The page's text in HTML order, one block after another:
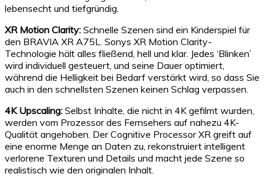
lebensecht und tiefgründig.
XR Motion Clarity: Schnelle Szenen sind ein Kinderspiel für
den BRAVIA XR A75L. Sonys XR Motion Clarity-
Technologie hält alles fließend, hell und klar. Jedes ‘Blinken’
wird individuell gesteuert, und seine Dauer optimiert,
während die Helligkeit bei Bedarf verstärkt wird, so dass Sie
auch in den schnellsten Szenen keinen Schlag verpassen.
4K Upscaling: Selbst Inhalte, die nicht in 4K gefilmt wurden,
werden vom Prozessor des Fernsehers auf nahezu 4K-
Qualität angehoben. Der Cognitive Processor XR greift auf
eine enorme Menge an Daten zu, rekonstruiert intelligent
verlorene Texturen und Details und macht jede Szene so
realistisch wie den originalen Inhalt.